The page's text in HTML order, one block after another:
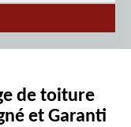
de toiture
et Garanti